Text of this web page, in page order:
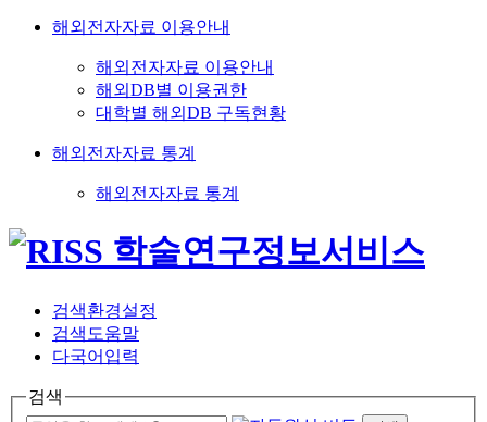
해외전자자료 이용안내
해외전자자료 이용안내
해외DB별 이용권한
대학별 해외DB 구독현황
해외전자자료 통계
해외전자자료 통계
검색환경설정
검색도움말
다국어입력
검색